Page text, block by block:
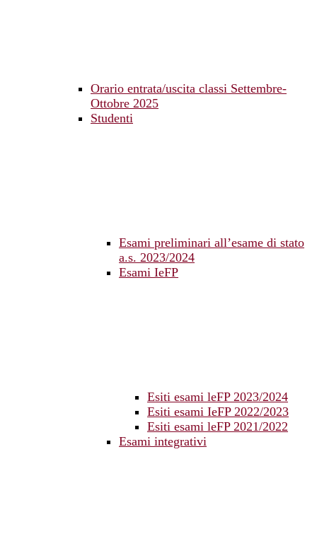
Orario entrata/uscita classi Settembre-
Ottobre 2025
Studenti
Esami preliminari all’esame di stato
a.s. 2023/2024
Esami IeFP
Esiti esami leFP 2023/2024
Esiti esami IeFP 2022/2023
Esiti esami leFP 2021/2022
Esami integrativi